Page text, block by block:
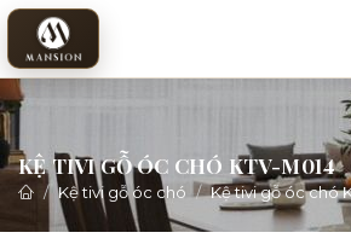
KỆ TIVI GỖ ÓC CHÓ KTV-M014
Kệ tivi gỗ óc chó Kệ tivi gỗ óc chó